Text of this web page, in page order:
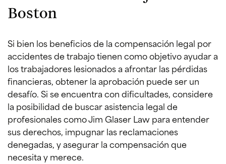
Boston
Si bien los beneficios de la compensación legal por
accidentes de trabajo tienen como objetivo ayudar a
los trabajadores lesionados a afrontar las pérdidas
financieras, obtener la aprobación puede ser un
desafío. Si se encuentra con dificultades, considere
la posibilidad de buscar asistencia legal de
profesionales como Jim Glaser Law para entender
sus derechos, impugnar las reclamaciones
denegadas, y asegurar la compensación que
necesita y merece.